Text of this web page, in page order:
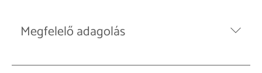
Megfelelő adagolás